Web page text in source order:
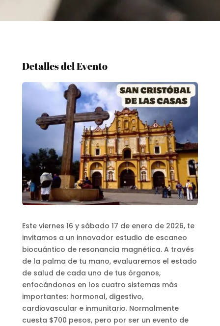
Detalles del Evento
Este viernes 16 y sábado 17 de enero de 2026, te
invitamos a un innovador estudio de escaneo
biocuántico de resonancia magnética. A través
de la palma de tu mano, evaluaremos el estado
de salud de cada uno de tus órganos,
enfocándonos en los cuatro sistemas más
importantes: hormonal, digestivo,
cardiovascular e inmunitario. Normalmente
cuesta $700 pesos, pero por ser un evento de